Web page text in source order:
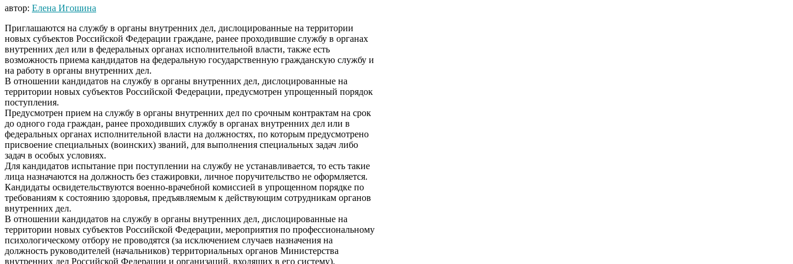
автор: Елена Игошина
Приглашаются на службу в органы внутренних дел, дислоцированные на территории
новых субъектов Российской Федерации граждане, ранее проходившие службу в органах
внутренних дел или в федеральных органах исполнительной власти, также есть
возможность приема кандидатов на федеральную государственную гражданскую службу и
на работу в органы внутренних дел.
В отношении кандидатов на службу в органы внутренних дел, дислоцированные на
территории новых субъектов Российской Федерации, предусмотрен упрощенный порядок
поступления.
Предусмотрен прием на службу в органы внутренних дел по срочным контрактам на срок
до одного года граждан, ранее проходивших службу в органах внутренних дел или в
федеральных органах исполнительной власти на должностях, по которым предусмотрено
присвоение специальных (воинских) званий, для выполнения специальных задач либо
задач в особых условиях.
Для кандидатов испытание при поступлении на службу не устанавливается, то есть такие
лица назначаются на должность без стажировки, личное поручительство не оформляется.
Кандидаты освидетельствуются военно-врачебной комиссией в упрощенном порядке по
требованиям к состоянию здоровья, предъявляемым к действующим сотрудникам органов
внутренних дел.
В отношении кандидатов на службу в органы внутренних дел, дислоцированные на
территории новых субъектов Российской Федерации, мероприятия по профессиональному
психологическому отбору не проводятся (за исключением случаев назначения на
должность руководителей (начальников) территориальных органов Министерства
внутренних дел Российской Федерации и организаций, входящих в его систему).